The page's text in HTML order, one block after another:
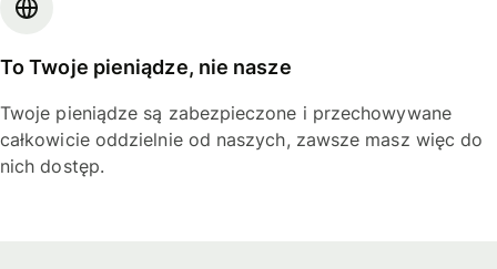
To Twoje pieniądze, nie nasze
Twoje pieniądze są zabezpieczone i przechowywane
całkowicie oddzielnie od naszych, zawsze masz więc do
nich dostęp.